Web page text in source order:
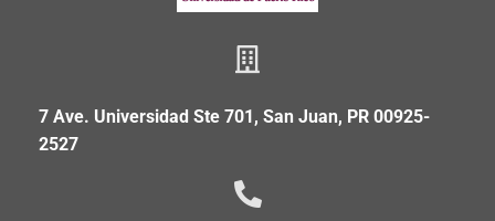
7 Ave. Universidad Ste 701, San Juan, PR 00925-
2527